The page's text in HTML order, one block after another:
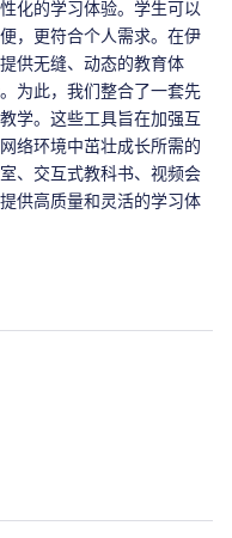
化的学习体验。学生可以
，更符合个人需求。在伊
供无缝、动态的教育体
为此，我们整合了一套先
学。这些工具旨在加强互
络环境中茁壮成长所需的
、交互式教科书、视频会
供高质量和灵活的学习体